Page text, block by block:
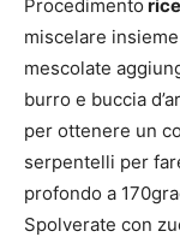
Procedimento
miscelare
mescolate
burro e buccia
per ottenere un
serpentelli per
profondo a
Spolverate con